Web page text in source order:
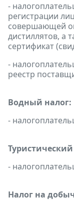
-
регистрации
совершающей
дистиллятов, а
сертификат
-
реестр
Водный налог:
-
-
Налог на